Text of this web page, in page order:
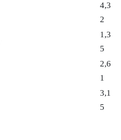
4,3
2
1,3
5
2,6
1
3,1
5